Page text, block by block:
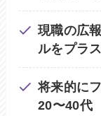
現職の広
ルをプラ
将来的に
20〜40代